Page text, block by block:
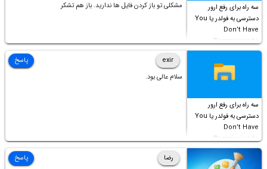
سه راه برای رفع ارور
دسترسی به فولدر یا You
Don’t Have
Permission to
Access this folder
مشکلی تو باز کردن فایل ها ندارید. باز هم تشکر
سه راه برای رفع ارور
دسترسی به فولدر یا You
Don’t Have
Permission to
Access this folder
exir
سلام عالی بود.
پاسخ
رضا
پاسخ